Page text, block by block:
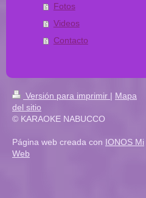
Fotos
Videos
Contacto
Versión para imprimir | Mapa
del sitio
© KARAOKE NABUCCO
Página web creada con IONOS Mi
Web